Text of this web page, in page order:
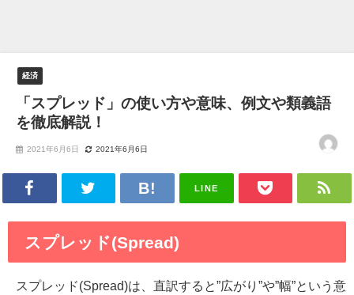
経済
「スプレッド」の使い方や意味、例文や類義語
を徹底解説！
2021年6月6日 2021年6月6日
LINE
スプレッド(Spread)
スプレッド(Spread)は、直訳すると”広がり”や”幅”という意